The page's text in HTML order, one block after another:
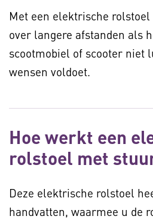
Met een elektrische
over langere afstanden als
scootmobiel of scooter niet
wensen voldoet.
Hoe werkt een
rolstoel met
Deze elektrische rolstoel
handvatten, waarmee u de